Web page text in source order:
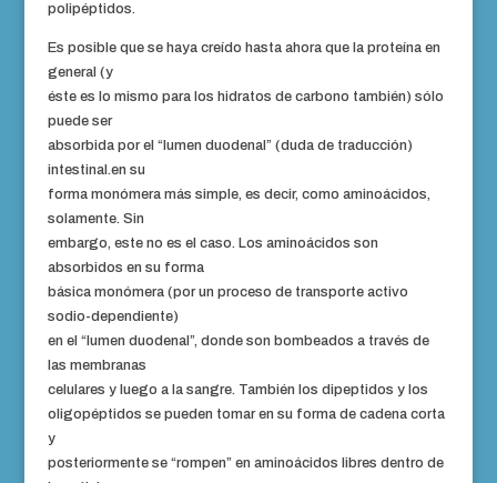
polipéptidos.
Es posible que se haya creído hasta ahora que la proteína en
general (y
éste es lo mismo para los hidratos de carbono también) sólo
puede ser
absorbida por el “lumen duodenal” (duda de traducción)
intestinal.en su
forma monómera más simple, es decir, como aminoácidos,
solamente. Sin
embargo, este no es el caso. Los aminoácidos son
absorbidos en su forma
básica monómera (por un proceso de transporte activo
sodio-dependiente)
en el “lumen duodenal”, donde son bombeados a través de
las membranas
celulares y luego a la sangre. También los dipeptidos y los
oligopéptidos se pueden tomar en su forma de cadena corta
y
posteriormente se “rompen” en aminoácidos libres dentro de